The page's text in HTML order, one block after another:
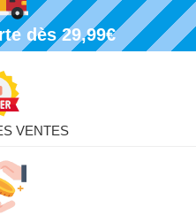
dès 29,99€
VENTES